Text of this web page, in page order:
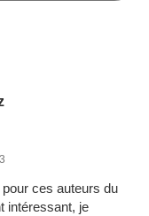
ces auteurs du
intéressant, je